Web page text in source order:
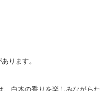
ります。
、白木の香りを楽しみながらた